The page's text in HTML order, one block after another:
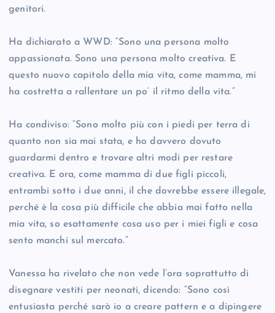
genitori.
Ha dichiarato a WWD: “Sono una persona molto
appassionata. Sono una persona molto creativa. E
questo nuovo capitolo della mia vita, come mamma, mi
ha costretta a rallentare un po’ il ritmo della vita.”
Ha condiviso: “Sono molto più con i piedi per terra di
quanto non sia mai stata, e ho davvero dovuto
guardarmi dentro e trovare altri modi per restare
creativa. E ora, come mamma di due figli piccoli,
entrambi sotto i due anni, il che dovrebbe essere illegale,
perché è la cosa più difficile che abbia mai fatto nella
mia vita, so esattamente cosa uso per i miei figli e cosa
sento manchi sul mercato.”
Vanessa ha rivelato che non vede l’ora soprattutto di
disegnare vestiti per neonati, dicendo: “Sono così
entusiasta perché sarò io a creare pattern e a dipingere